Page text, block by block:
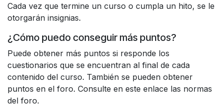
Cada vez que termine un curso o cumpla un hito, se le
otorgarán insignias.
¿Cómo puedo conseguir más puntos?
Puede obtener más puntos si responde los
cuestionarios que se encuentran al final de cada
contenido del curso. También se pueden obtener
puntos en el foro. Consulte en este enlace las normas
del foro.